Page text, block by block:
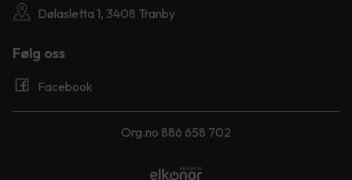
Dølasletta 1, 3408 Tranby
Følg oss
Facebook
Org.no 886 658 702